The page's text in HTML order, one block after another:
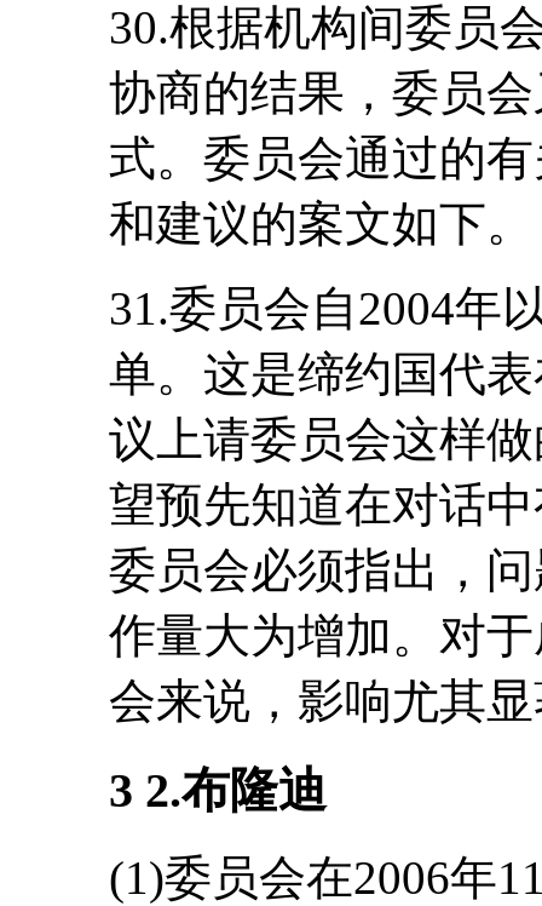
30.根据机构间委员
协商的结果，委员
式。委员会通过的
和建议的案文如下。
31.委员会自2004年
单。这是缔约国代
议上请委员会这样
望预先知道在对话
委员会必须指出，
作量大为增加。对
会来说，影响尤其
3 2.布隆迪
(1)委员会在2006年